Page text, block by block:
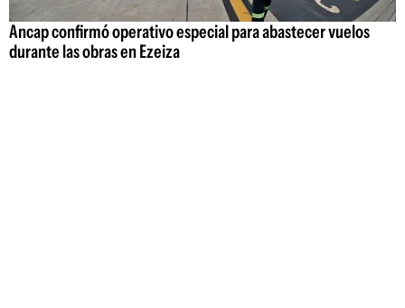
Ancap confirmó operativo especial para abastecer vuelos
durante las obras en Ezeiza